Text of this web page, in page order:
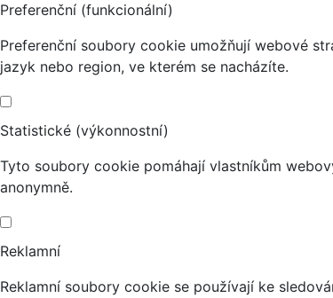
Preferenční (funkcionální)
Preferenční soubory cookie umožňují webové
jazyk nebo region, ve kterém se nacházíte.
Statistické (výkonnostní)
Tyto soubory cookie pomáhají vlastníkům
anonymně.
Reklamní
Reklamní soubory cookie se používají ke